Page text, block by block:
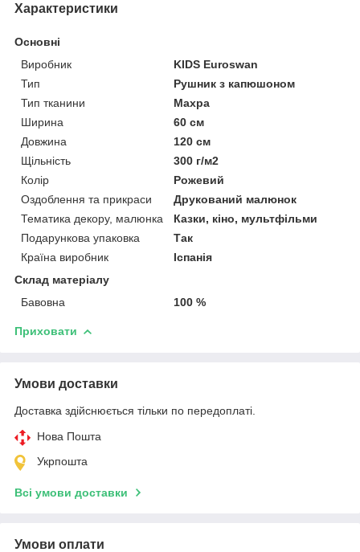
Характеристики
Основні
Виробник
KIDS Euroswan
Тип
Рушник з капюшоном
Тип тканини
Махра
Ширина
60 см
Довжина
120 см
Щільність
300 г/м2
Колір
Рожевий
Оздоблення та прикраси
Друкований малюнок
Тематика декору, малюнка
Казки, кіно, мультфільми
Подарункова упаковка
Так
Країна виробник
Іспанія
Склад матеріалу
Бавовна
100 %
Приховати
Умови доставки
Доставка здійснюється тільки по передоплаті.
Нова Пошта
Укрпошта
Всі умови доставки
Умови оплати